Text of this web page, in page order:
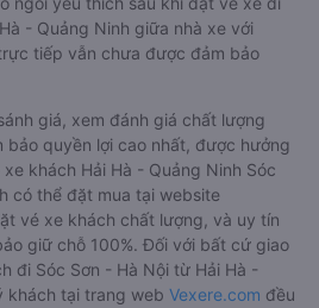
- Quảng Ninh giữa nhà xe với
tiếp vẫn chưa được đảm bảo
giá, xem đánh giá chất lượng
bảo quyền lợi cao nhất, được hưởng
khách Hải Hà - Quảng Ninh Sóc
có thể đặt mua tại website
vé xe khách chất lượng, và uy tín
giữ chỗ 100%. Đối với bất cứ giao
đi Sóc Sơn - Hà Nội từ Hải Hà -
khách tại trang web Vexere.com đều